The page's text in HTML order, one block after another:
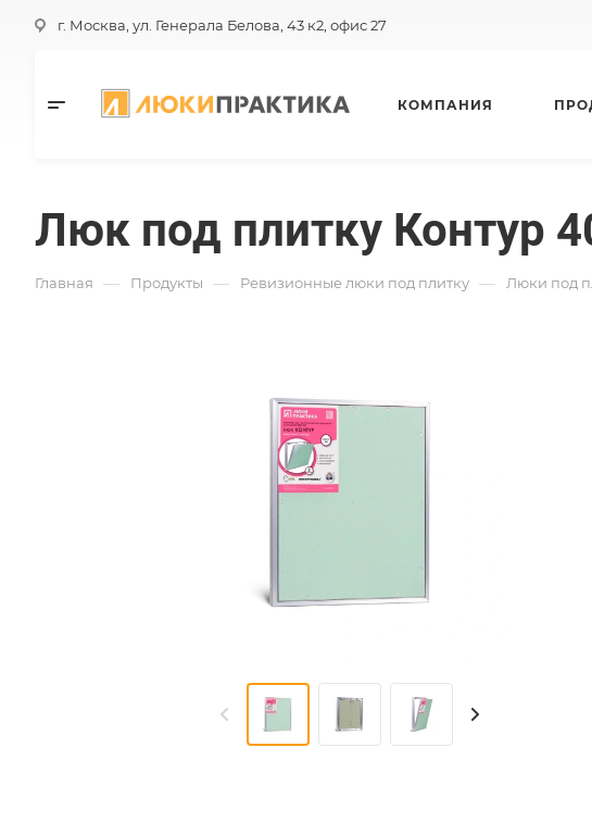
г. Москва, ул. Генерала Белова, 43 к2, офис 27
КОМПАНИЯ
Люк под плитку Контур
Главная — Продукты — Ревизионные люки под плитку — Люки под